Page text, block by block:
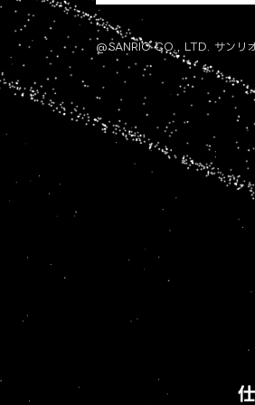
@SANRIO CO., LTD. サンリ